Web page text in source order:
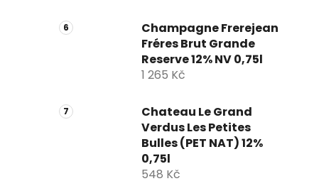
Champagne Frerejean
Fréres Brut Grande
Reserve 12% NV 0,75l
1 265 Kč
Chateau Le Grand
Verdus Les Petites
Bulles (PET NAT) 12%
0,75l
548 Kč